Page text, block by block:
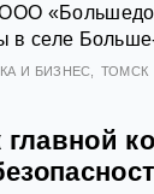
в селе
И БИЗНЕС ТОМСК
главной